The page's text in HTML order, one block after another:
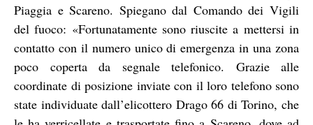
Piaggia e Scareno. Spiegano dal Comando dei Vigili
del fuoco: «Fortunatamente sono riuscite a mettersi in
contatto con il numero unico di emergenza in una zona
poco coperta da segnale telefonico. Grazie alle
coordinate di posizione inviate con il loro telefono sono
state individuate dall’elicottero Drago 66 di Torino, che